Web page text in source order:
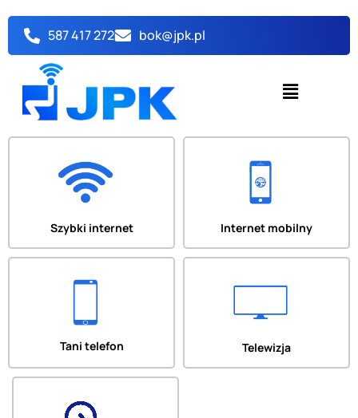
treści
587 417 272 bok@jpk.pl
Menu
Szybki internet Internet mobilny
Tani telefon Telewizja